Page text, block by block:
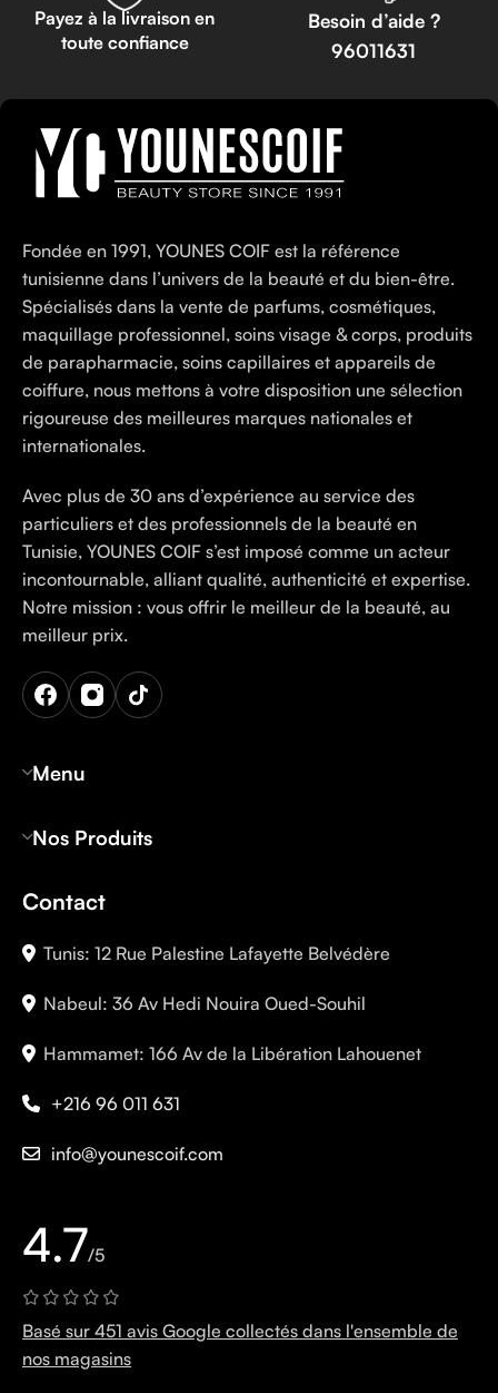
Payez à la livraison en
toute confiance
Besoin d’aide ?
96011631
Fondée en 1991, YOUNES COIF est la référence
tunisienne dans l’univers de la beauté et du bien-être.
Spécialisés dans la vente de parfums, cosmétiques,
maquillage professionnel, soins visage & corps, produits
de parapharmacie, soins capillaires et appareils de
coiffure, nous mettons à votre disposition une sélection
rigoureuse des meilleures marques nationales et
internationales.
Avec plus de 30 ans d’expérience au service des
particuliers et des professionnels de la beauté en
Tunisie, YOUNES COIF s’est imposé comme un acteur
incontournable, alliant qualité, authenticité et expertise.
Notre mission : vous offrir le meilleur de la beauté, au
meilleur prix.
Menu
Nos Produits
Contact
Tunis: 12 Rue Palestine Lafayette Belvédère
Nabeul: 36 Av Hedi Nouira Oued-Souhil
Hammamet: 166 Av de la Libération Lahouenet
+216 96 011 631
info@younescoif.com
4.7/5
Basé sur 451 avis Google collectés dans l'ensemble de
nos magasins